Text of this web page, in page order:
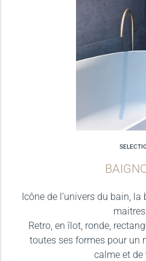
Icône de l’univers du bain,
Retro, en îlot, ronde,
toutes ses formes pour un
calme et de